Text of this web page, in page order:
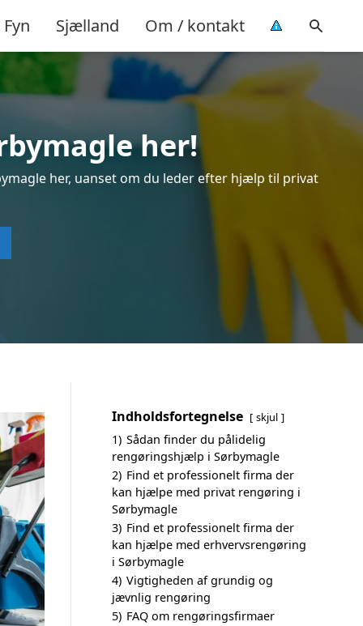
Fyn Sjælland Om / kontakt
her!
her, uanset om du leder efter hjælp til privat
Indholdsfortegnelse skjul
1) Sådan finder du pålidelig
rengøringshjælp i Sørbymagle
2) Find et professionelt firma der
kan hjælpe med privat rengøring i
Sørbymagle
3) Find et professionelt firma der
kan hjælpe med erhvervsrengøring
i Sørbymagle
4) Vigtigheden af grundig og
jævnlig rengøring
5) FAQ om rengøringsfirmaer